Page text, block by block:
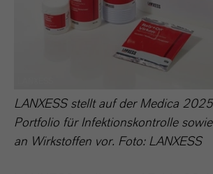
LANXESS stellt auf der Medica
Portfolio für Infektionskontrolle
an Wirkstoffen vor. Foto: LANXESS